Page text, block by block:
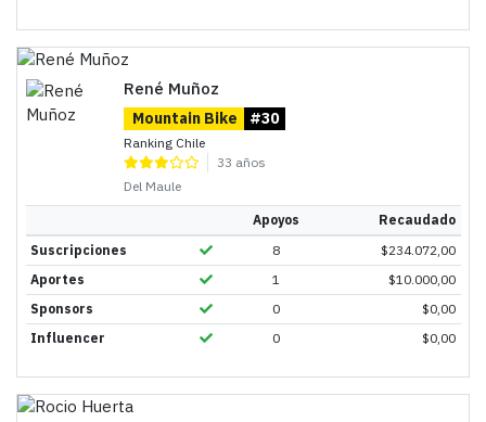
René Muñoz
Mountain Bike #30
Ranking Chile
33 años
Del Maule
Apoyos
Recaudado
Suscripciones
8 $234.072,00
Aportes
1 $10.000,00
Sponsors
0 $0,00
Influencer
0 $0,00